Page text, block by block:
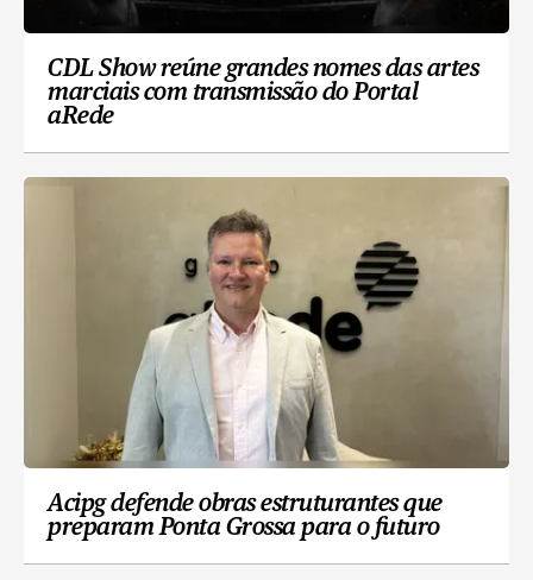
CDL Show reúne grandes nomes das artes
marciais com transmissão do Portal
aRede
Acipg defende obras estruturantes que
preparam Ponta Grossa para o futuro